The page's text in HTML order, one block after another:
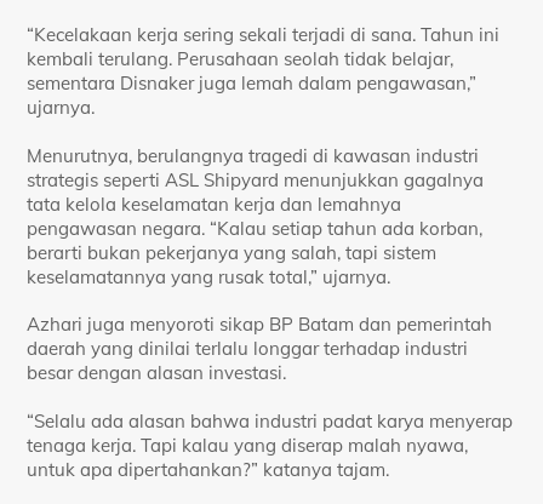
“Kecelakaan kerja sering sekali terjadi di sana. Tahun ini
kembali terulang. Perusahaan seolah tidak belajar,
sementara Disnaker juga lemah dalam pengawasan,”
ujarnya.
Menurutnya, berulangnya tragedi di kawasan industri
strategis seperti ASL Shipyard menunjukkan gagalnya
tata kelola keselamatan kerja dan lemahnya
pengawasan negara. “Kalau setiap tahun ada korban,
berarti bukan pekerjanya yang salah, tapi sistem
keselamatannya yang rusak total,” ujarnya.
Azhari juga menyoroti sikap BP Batam dan pemerintah
daerah yang dinilai terlalu longgar terhadap industri
besar dengan alasan investasi.
“Selalu ada alasan bahwa industri padat karya menyerap
tenaga kerja. Tapi kalau yang diserap malah nyawa,
untuk apa dipertahankan?” katanya tajam.